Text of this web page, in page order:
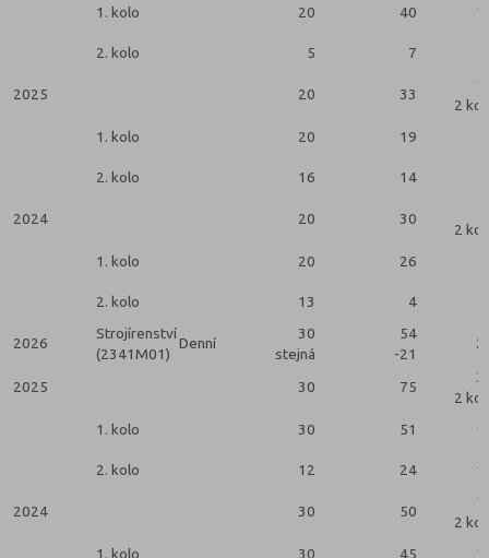
1. kolo 20 40
2. kolo 5 7
2025 20 33
2
1. kolo
20 19
2. kolo 16 14
2024 20 30
2
1. kolo
20 26
2. kolo 13 4
2026
Strojírenství
(2341M01)
Denní
30
stejná
54
-21
2025 30 75
2
1. kolo
30 51
2. kolo 12 24
2024 30 50
2
1. kolo
30 45